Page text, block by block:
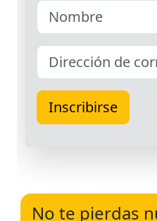
No te pierdas